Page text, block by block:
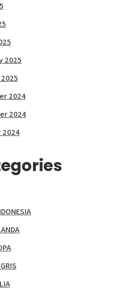
2025
2024
2024
2024